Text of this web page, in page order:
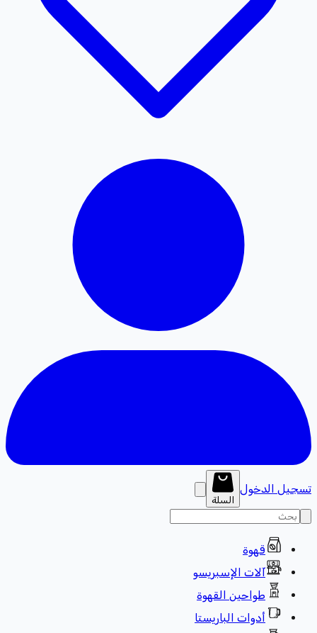
تسجيل الدخول
السلة
قهوة
آلات الإسبريسو
طواحين القهوة
أدوات الباريستا